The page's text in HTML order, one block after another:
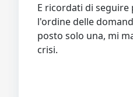
E ricordati di seguire
l'ordine delle
posto solo una, mi
crisi.